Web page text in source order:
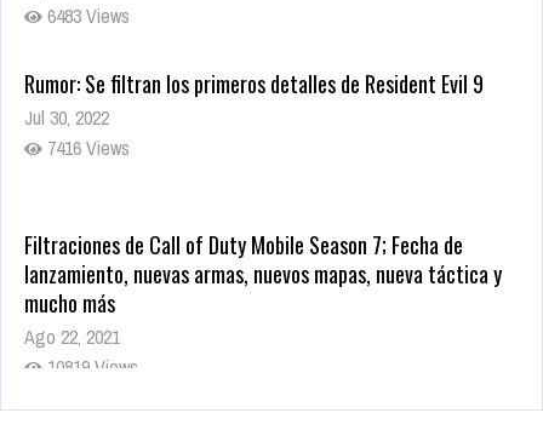
6483 Views
Rumor: Se filtran los primeros detalles de Resident Evil 9
Jul 30, 2022
7416 Views
Filtraciones de Call of Duty Mobile Season 7; Fecha de
lanzamiento, nuevas armas, nuevos mapas, nueva táctica y
mucho más
Ago 22, 2021
10819 Views
La configuración de Call of Duty 2021 aparentemente ya fue